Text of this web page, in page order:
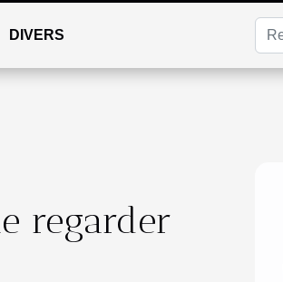
DIVERS
regarder